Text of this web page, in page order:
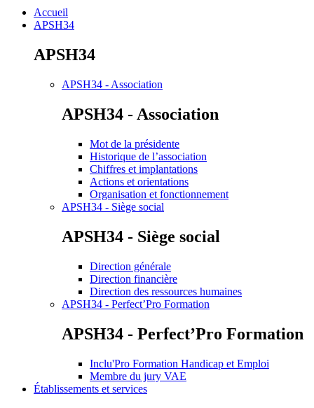
Accueil
APSH34
APSH34
APSH34 - Association
APSH34 - Association
Mot de la présidente
Historique de l’association
Chiffres et implantations
Actions et orientations
Organisation et fonctionnement
APSH34 - Siège social
APSH34 - Siège social
Direction générale
Direction financière
Direction des ressources humaines
APSH34 - Perfect’Pro Formation
APSH34 - Perfect’Pro Formation
Inclu'Pro Formation Handicap et Emploi
Membre du jury VAE
Établissements et services